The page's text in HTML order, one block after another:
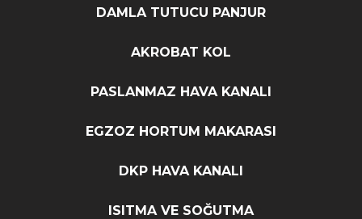
DAMLA TUTUCU PANJUR
AKROBAT KOL
PASLANMAZ HAVA KANALI
EGZOZ HORTUM MAKARASI
DKP HAVA KANALI
ISITMA VE SOĞUTMA